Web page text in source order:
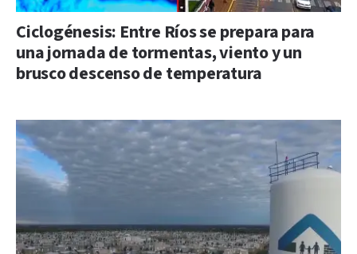
Ciclogénesis: Entre Ríos se prepara para
una jornada de tormentas, viento y un
brusco descenso de temperatura